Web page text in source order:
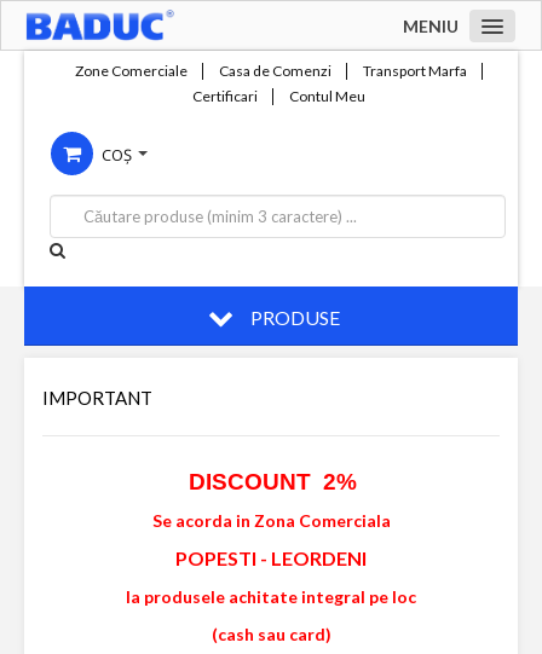
MENIU
Compania
Servicii
Productie
Contact
Zone Comerciale Casa de Comenzi
Transport Marfa
Certificari
Contul Meu
COȘ
PRODUSE
IMPORTANT
DISCOUNT 2%
Se acorda in Zona Comerciala
POPESTI - LEORDENI
la produsele achitate integral pe loc
(cash sau card)